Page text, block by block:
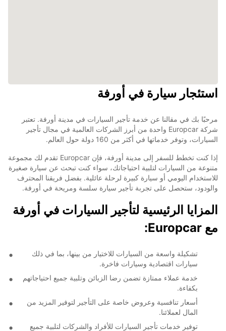
استئجار سيارة في أورفة
مرحبًا بك في مقالنا عن خدمة تأجير السيارات في مدينة أورفة. تعتبر
شركة Europcar واحدة من أبرز الشركات العالمية في مجال تأجير
السيارات، وتوفر خدماتها في أكثر من 160 دولة حول العالم.
إذا كنت تخطط للسفر إلى مدينة أورفة، فإن Europcar تقدم لك مجموعة
متنوعة من السيارات لتلبية احتياجاتك، سواء كنت تبحث عن سيارة صغيرة
للاستخدام اليومي أو سيارة كبيرة لرحلة عائلية. بفضل فريقنا المحترف
والودود، ستحصل على تجربة تأجير سيارة سلسة ومريحة في أورفة.
المزايا الرئيسية لتأجير السيارات في أورفة
مع Europcar:
تشكيلة واسعة من السيارات للاختيار من بينها، بما في ذلك
سيارات اقتصادية وسيارات فاخرة.
خدمة عملاء ممتازة تضمن رضا الزبائن وتلبية جميع احتياجاتهم
بكفاءة.
أسعار تنافسية وعروض خاصة على التأجير لتوفير المزيد من
المال لعملائنا.
توفير خدمات تأجير السيارات للأفراد والشركات لتلبية جميع